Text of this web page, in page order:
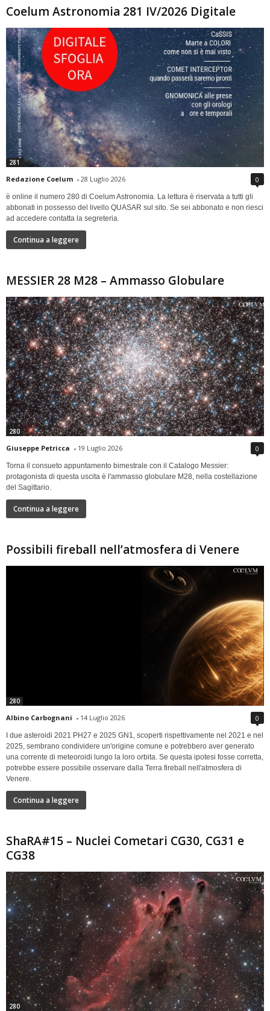
Coelum Astronomia 281 IV/2026 Digitale
281
Redazione Coelum - 28 Luglio 2026 0
è online il numero 280 di Coelum Astronomia. La lettura è riservata a tutti gli
abbonati in possesso del livello QUASAR sul sito. Se sei abbonato e non riesci
ad accedere contatta la segreteria.
Continua a leggere
MESSIER 28 M28 – Ammasso Globulare
280
Giuseppe Petricca - 19 Luglio 2026 0
Torna il consueto appuntamento bimestrale con il Catalogo Messier:
protagonista di questa uscita è l'ammasso globulare M28, nella costellazione
del Sagittario.
Continua a leggere
Possibili fireball nell’atmosfera di Venere
280
Albino Carbognani - 14 Luglio 2026 0
I due asteroidi 2021 PH27 e 2025 GN1, scoperti rispettivamente nel 2021 e nel
2025, sembrano condividere un'origine comune e potrebbero aver generato
una corrente di meteoroidi lungo la loro orbita. Se questa ipotesi fosse corretta,
potrebbe essere possibile osservare dalla Terra fireball nell'atmosfera di
Venere.
Continua a leggere
ShaRA#15 – Nuclei Cometari CG30, CG31 e
CG38
280